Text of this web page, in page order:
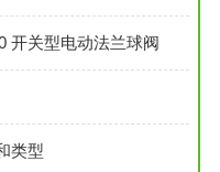
开关型电动法兰球阀
类型